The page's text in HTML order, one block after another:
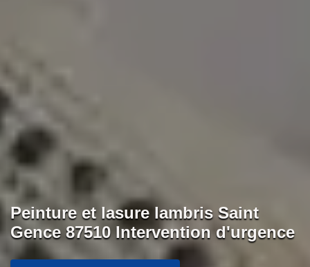
Peinture et lasure lambris Saint
Gence 87510 Intervention d'urgence